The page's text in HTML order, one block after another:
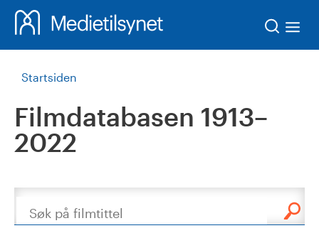
Startsiden
Filmdatabasen 1913–
2022
Søk